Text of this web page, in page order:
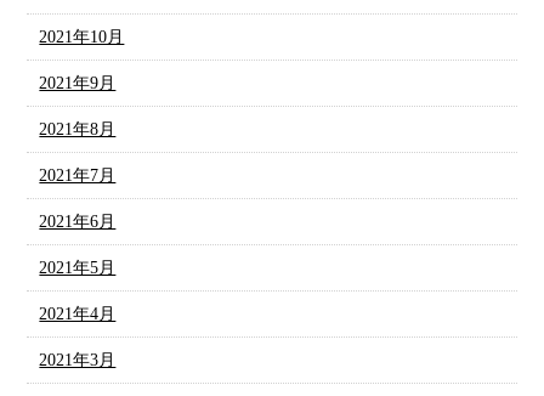
2021年10月
2021年9月
2021年8月
2021年7月
2021年6月
2021年5月
2021年4月
2021年3月